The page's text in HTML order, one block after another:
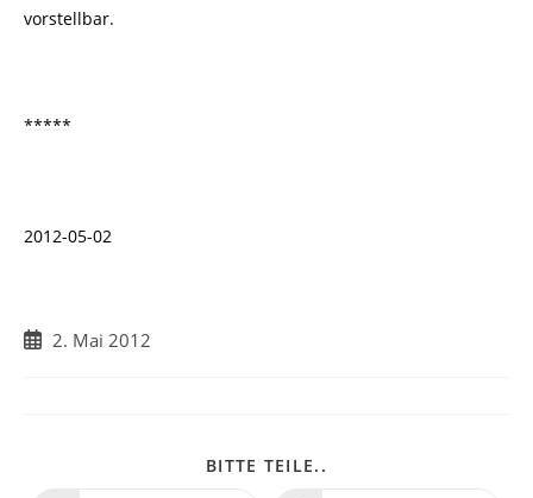
vorstellbar.
*****
2012-05-02
Beitrag2. Mai 2012
BITTE TEILE..